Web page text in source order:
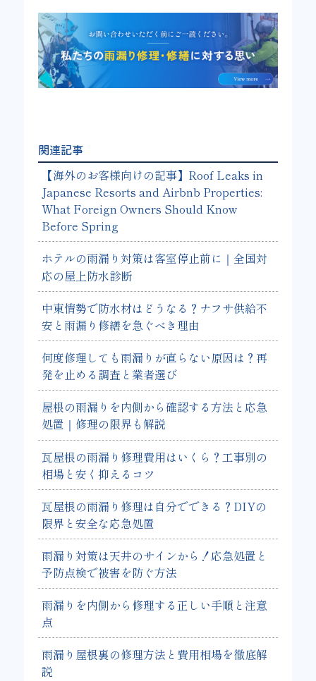
関連記事
【海外のお客様向けの記事】Roof Leaks in
Japanese Resorts and Airbnb Properties:
What Foreign Owners Should Know
Before Spring
ホテルの雨漏り対策は客室停止前に｜全国対
応の屋上防水診断
中東情勢で防水材はどうなる？ナフサ供給不
安と雨漏り修繕を急ぐべき理由
何度修理しても雨漏りが直らない原因は？再
発を止める調査と業者選び
屋根の雨漏りを内側から確認する方法と応急
処置｜修理の限界も解説
瓦屋根の雨漏り修理費用はいくら？工事別の
相場と安く抑えるコツ
瓦屋根の雨漏り修理は自分でできる？DIYの
限界と安全な応急処置
雨漏り対策は天井のサインから！応急処置と
予防点検で被害を防ぐ方法
雨漏りを内側から修理する正しい手順と注意
点
雨漏り屋根裏の修理方法と費用相場を徹底解
説